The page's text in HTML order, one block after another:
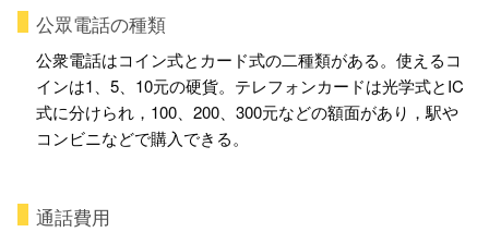
公眾電話の種類
公衆電話はコイン式とカード式の二種類がある。使えるコ
インは1、5、10元の硬貨。テレフォンカードは光学式とIC
式に分けられ，100、200、300元などの額面があり，駅や
コンビニなどで購入できる。
通話費用